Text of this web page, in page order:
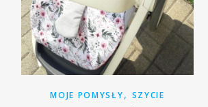
MOJE POMYSŁY, SZYCIE